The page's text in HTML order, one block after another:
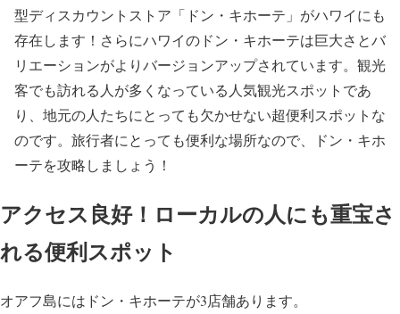
型ディスカウントストア「ドン・キホーテ」がハワイにも
存在します！さらにハワイのドン・キホーテは巨大さとバ
リエーションがよりバージョンアップされています。観光
客でも訪れる人が多くなっている人気観光スポットであ
り、地元の人たちにとっても欠かせない超便利スポットな
のです。旅行者にとっても便利な場所なので、ドン・キホ
ーテを攻略しましょう！
アクセス良好！ローカルの人にも重宝さ
れる便利スポット
オアフ島にはドン・キホーテが3店舗あります。